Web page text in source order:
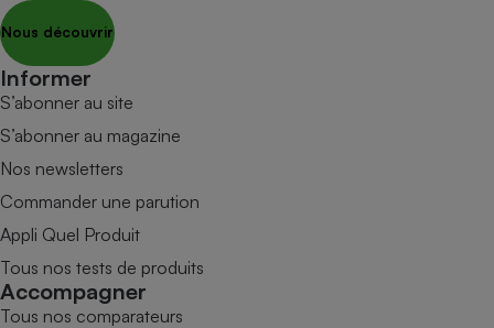
Nous découvrir
Informer
S’abonner au site
S’abonner au magazine
Nos newsletters
Commander une parution
Appli Quel Produit
Tous nos tests de produits
Accompagner
Tous nos comparateurs